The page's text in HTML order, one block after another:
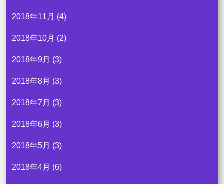
2018年11月 (4)
2018年10月 (2)
2018年9月 (3)
2018年8月 (3)
2018年7月 (3)
2018年6月 (3)
2018年5月 (3)
2018年4月 (6)